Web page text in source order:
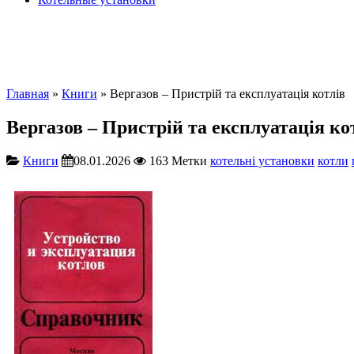
Главная » Книги » Вергазов – Пристрій та експлуатація котлів
Вергазов – Пристрій та експлуатація
Книги 08.01.2026 163 Метки котельні установки котли